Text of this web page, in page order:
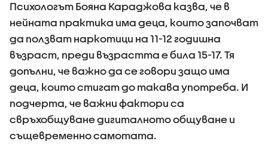
Психологът Бояна Караджова казва, че в
нейната практика има деца, които започват
да ползват наркотици на 11-12 годишна
възраст, преди възрастта е била 15-17. Тя
допълни, че важно да се говори защо има
деца, които стигат до такава употреба. И
подчерта, че важни фактори са
свръхобщуване дигиталното общуване и
същевременно самотата.